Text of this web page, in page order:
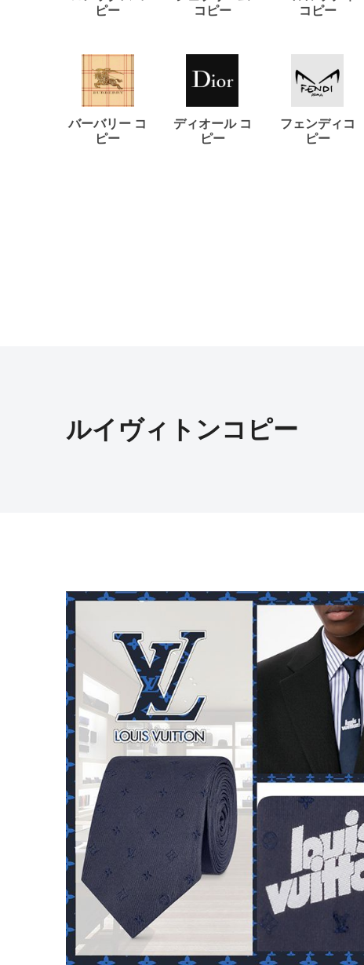
ピー
コピー
コピー
バーバリー コ
ピー
ディオール コ
ピー
フェンディコ
ピー
ルイヴィトンコピー